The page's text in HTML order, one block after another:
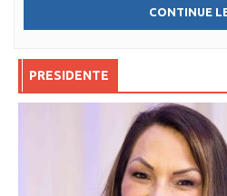
CONTINUE
PRESIDENTE